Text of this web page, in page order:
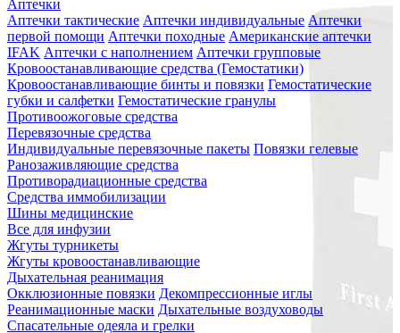
Аптечки
Аптечки тактические Аптечки индивидуальные Аптечки
первой помощи Аптечки походные Американские аптечки
IFAK Аптечки с наполнением Аптечки групповые
Кровоостанавливающие средства (Гемостатики)
Кровоостанавливающие бинты и повязки Гемостатические
губки и салфетки Гемостатические гранулы
Противоожоговые средства
Перевязочные средства
Индивидуальные перевязочные пакеты Повязки гелевые
Ранозаживляющие средства
Противорадиационные средства
Средства иммобилизации
Шины медицинские
Все для инфузии
Жгуты турникеты
Жгуты кровоостанавливающие
Дыхательная реанимация
Окклюзионные повязки Декомпрессионные иглы
Реанимационные маски Дыхательные воздуховоды
Спасательные одеяла и грелки